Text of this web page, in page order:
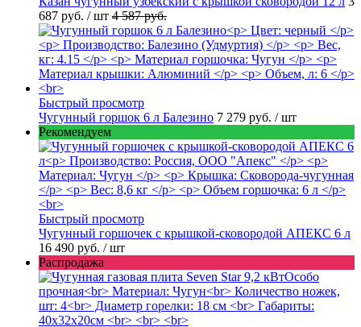
687 руб. / шт 4 587 руб.
Быстрый просмотр
Чугунный горшок 6 л Балезино 7 279 руб. / шт
Рекомендуем
Быстрый просмотр
Чугунный горшочек с крышкой-сковородой АПЕКС 6 л
16 490 руб. / шт
Распродажа